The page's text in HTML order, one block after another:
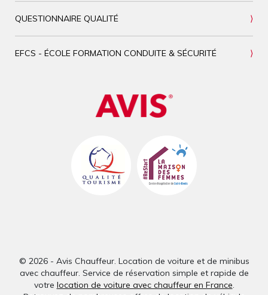
QUESTIONNAIRE QUALITÉ
EFCS - ÉCOLE FORMATION CONDUITE & SÉCURITÉ
© 2026 - Avis Chauffeur. Location de voiture et de minibus
avec chauffeur. Service de réservation simple et rapide de
votre location de voiture avec chauffeur en France.